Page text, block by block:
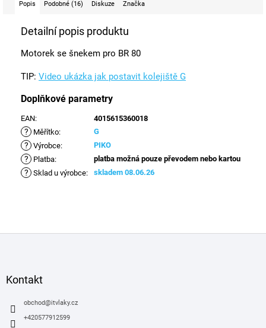
Popis Podobné (16) Diskuze Značka
Detailní popis produktu
Motorek se šnekem pro BR 80
TIP: Video ukázka jak postavit kolejiště G
Doplňkové parametry
EAN: 4015615360018
? Měřítko: G
? Výrobce: PIKO
? Platba: platba možná pouze převodem nebo kartou
? Sklad u výrobce: skladem 08.06.26
Kontakt
obchod@itvlaky.cz
+420577912599